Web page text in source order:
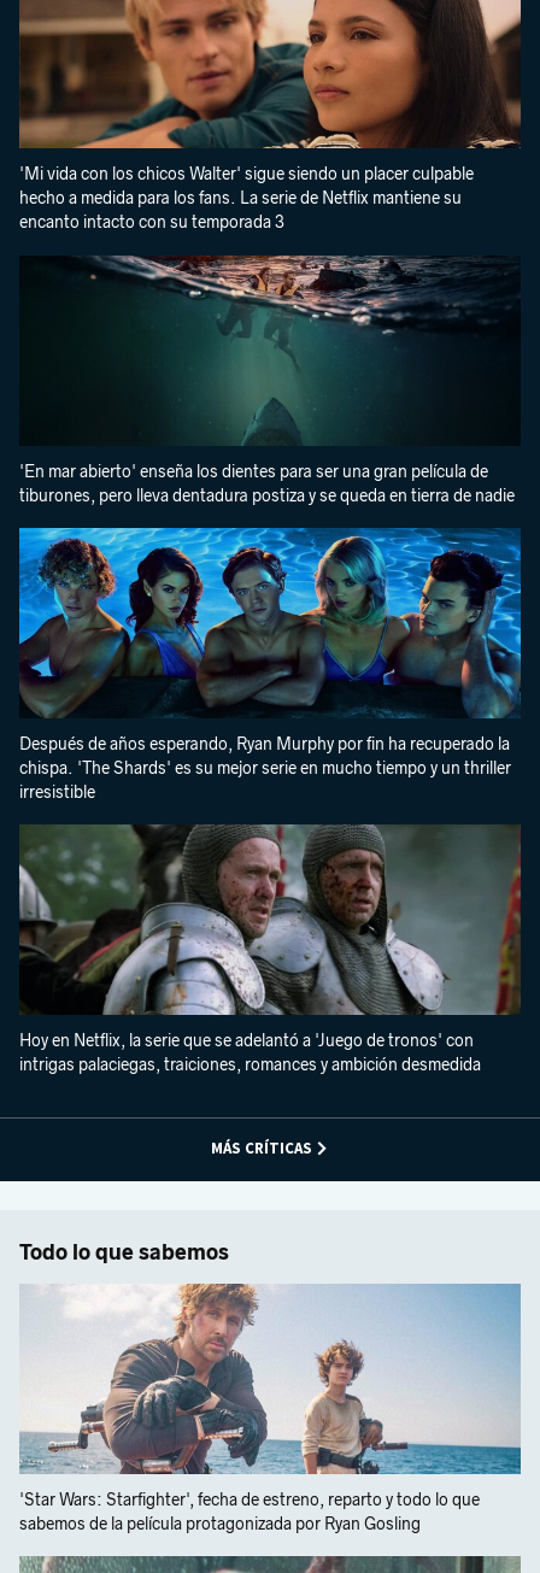
'Mi vida con los chicos Walter' sigue siendo un placer culpable
hecho a medida para los fans. La serie de Netflix mantiene su
encanto intacto con su temporada 3
'En mar abierto' enseña los dientes para ser una gran película de
tiburones, pero lleva dentadura postiza y se queda en tierra de nadie
Después de años esperando, Ryan Murphy por fin ha recuperado la
chispa. 'The Shards' es su mejor serie en mucho tiempo y un thriller
irresistible
Hoy en Netflix, la serie que se adelantó a 'Juego de tronos' con
intrigas palaciegas, traiciones, romances y ambición desmedida
MÁS CRÍTICAS
Todo lo que sabemos
'Star Wars: Starfighter', fecha de estreno, reparto y todo lo que
sabemos de la película protagonizada por Ryan Gosling